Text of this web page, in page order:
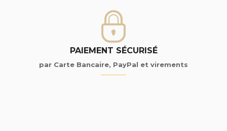
PAIEMENT SÉCURISÉ
par Carte Bancaire, PayPal et virements